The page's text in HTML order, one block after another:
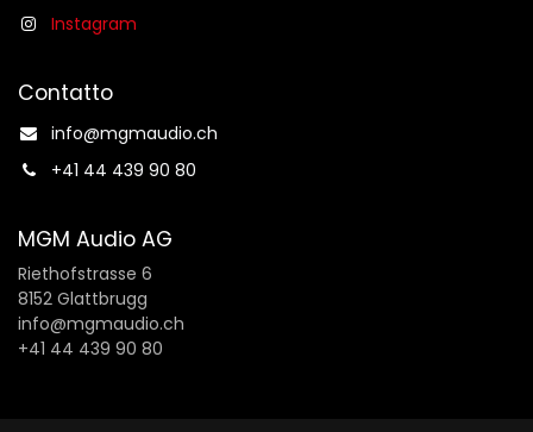
Instagram
Contatto
info@mgmaudio.ch​
+41 44 439 90 80
MGM Audio AG
Riethofstrasse 6
8152 Glattbrugg
info@mgmaudio.ch
+41 44 439 90 80